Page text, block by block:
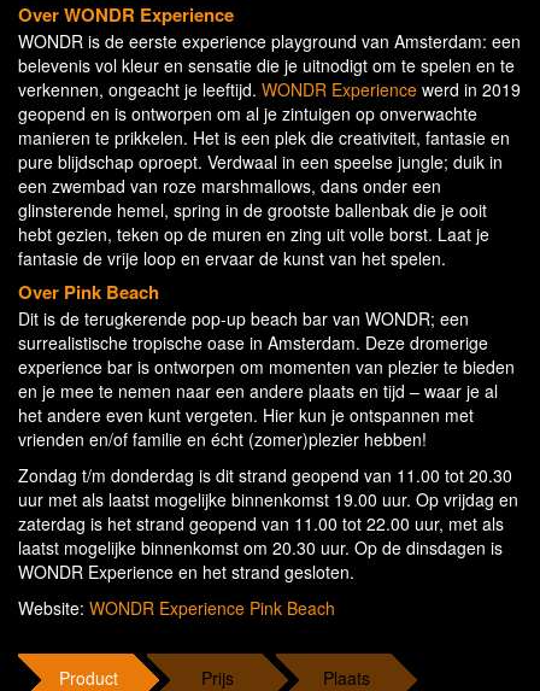
Over WONDR Experience
WONDR is de eerste experience playground van Amsterdam: een
belevenis vol kleur en sensatie die je uitnodigt om te spelen en te
verkennen, ongeacht je leeftijd. WONDR Experience werd in 2019
geopend en is ontworpen om al je zintuigen op onverwachte
manieren te prikkelen. Het is een plek die creativiteit, fantasie en
pure blijdschap oproept. Verdwaal in een speelse jungle; duik in
een zwembad van roze marshmallows, dans onder een
glinsterende hemel, spring in de grootste ballenbak die je ooit
hebt gezien, teken op de muren en zing uit volle borst. Laat je
fantasie de vrije loop en ervaar de kunst van het spelen.
Over Pink Beach
Dit is de terugkerende pop-up beach bar van WONDR; een
surrealistische tropische oase in Amsterdam. Deze dromerige
experience bar is ontworpen om momenten van plezier te bieden
en je mee te nemen naar een andere plaats en tijd – waar je al
het andere even kunt vergeten. Hier kun je ontspannen met
vrienden en/of familie en écht (zomer)plezier hebben!
Zondag t/m donderdag is dit strand geopend van 11.00 tot 20.30
uur met als laatst mogelijke binnenkomst 19.00 uur. Op vrijdag en
zaterdag is het strand geopend van 11.00 tot 22.00 uur, met als
laatst mogelijke binnenkomst om 20.30 uur. Op de dinsdagen is
WONDR Experience en het strand gesloten.
Website: WONDR Experience Pink Beach
Product Prijs Plaats